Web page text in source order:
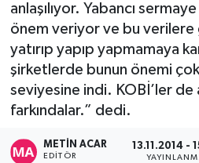
anlaşılıyor. Yabancı
önem veriyor ve bu
yatırıp yapıp yapmamaya
şirketlerde bunun önemi çok
seviyesine indi. KOBİ’ler de
farkındalar.” dedi.
METIN ACAR
EDITÖR
13.11.2014 -
Son Dakika Haberleri
Haber Arşivi